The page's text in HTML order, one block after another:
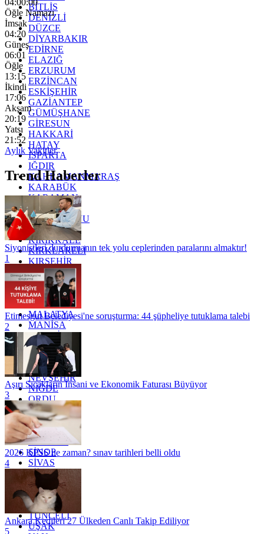
BİTLİS
DENİZLİ
DÜZCE
DİYARBAKIR
EDİRNE
ELAZIĞ
ERZURUM
ERZİNCAN
ESKİŞEHİR
GAZİANTEP
GÜMÜŞHANE
GİRESUN
HAKKARİ
HATAY
ISPARTA
IĞDIR
KAHRAMANMARAŞ
KARABÜK
KARAMAN
KARS
KASTAMONU
KAYSERİ
KIRIKKALE
KIRKLARELİ
KIRŞEHİR
KOCAELİ
KONYA
KÜTAHYA
KİLİS
MALATYA
MANİSA
MARDİN
MERSİN
MUĞLA
MUŞ
NEVŞEHİR
NİĞDE
ORDU
OSMANİYE
RİZE
SAKARYA
SAMSUN
SİNOP
SİVAS
SİİRT
TEKİRDAĞ
TOKAT
TRABZON
TUNCELİ
UŞAK
03:59:58
Öğle Namazı
İmsak
04:20
Güneş
06:01
Öğle
13:15
İkindi
17:06
Akşam
20:19
Yatsı
21:52
Aylık Vakitler
Trend Haberler
Siyonistleri durdurmanın tek yolu ceplerinden paralarını almaktır!
1
Etimesgut Belediyesi'ne soruşturma: 44 şüpheliye tutuklama talebi
2
Aşırı Sıcakların İnsani ve Ekonomik Faturası Büyüyor
3
2026 KPSS ne zaman? sınav tarihleri belli oldu
4
Ankara Kedileri 27 Ülkeden Canlı Takip Ediliyor
5